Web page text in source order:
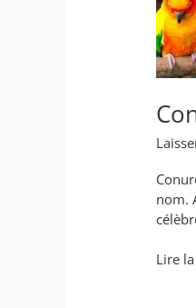
nom.
Lire